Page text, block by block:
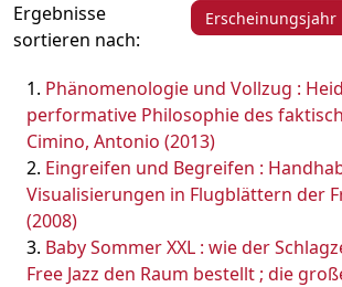
Ergebnisse
sortieren nach:
Erscheinungsjahr
Phänomenologie und Vollzug :
performative Philosophie des
Cimino, Antonio (2013)
Eingreifen und Begreifen :
Visualisierungen in Flugblättern der
(2008)
Baby Sommer XXL : wie der
Free Jazz den Raum bestellt ; die